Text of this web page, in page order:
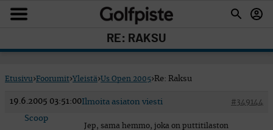
RE: RAKSU
Etusivu›Foorumit›Yleistä›Us Open 2005›Re: Raksu
19.6.2005 03:51:00 #349144
Ilmoita asiaton viesti
Scoop
Jep, sama hemmo, joka on puttitilaston